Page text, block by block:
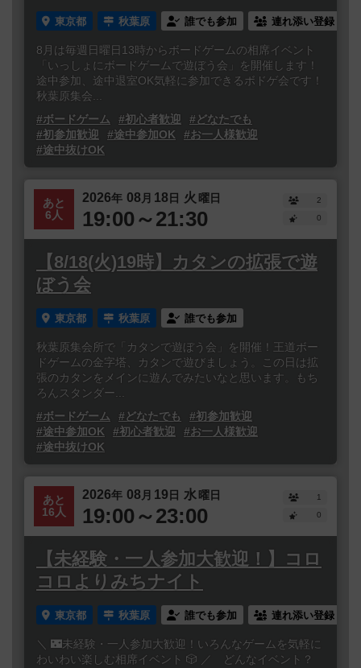
東京都 秋葉原 誰でも参加 連れ添い登録
8月は毎週日曜日13時からボードゲームの相席イベント
「いっしょにボードゲームで遊ぼう会」を開催します！
途中参加、途中退室OK気軽に参加できるボドゲ会です！
秋葉原集会...
#ボードゲーム
#初心者歓迎
#どなたでも
#初参加歓迎
#途中参加OK
#お一人様歓迎
#途中抜けOK
あと
6人
2026年 08 月 18日 火 曜日
19:00～21:30
2
0
【8/18(火)19時】カタンの拡張で遊
ぼう会
東京都 秋葉原 誰でも参加
秋葉原集会所で「カタンで遊ぼう会」を開催！王道ボー
ドゲームの金字塔、カタンで遊びましょう。この日は拡
張のカタンをメインに遊んでみたいなと思います。もち
ろんスタンダー...
#ボードゲーム
#どなたでも
#初参加歓迎
#途中参加OK
#初心者歓迎
#お一人様歓迎
#途中抜けOK
あと
16人
2026年 08 月 19日 水曜日
19:00～23:00
1
0
【未経験・一人参加大歓迎！】コロ
コロよりみちナイト
東京都 秋葉原 誰でも参加 連れ添い登録
＼ 🌃未経験・一人参加大歓迎！いろんなゲームを気軽に
わいわい楽しむ相席イベント 🎲 ／ どんなイベント？